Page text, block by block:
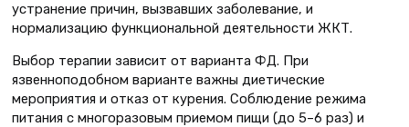
устранение причин, вызвавших заболевание, и
нормализацию функциональной деятельности ЖКТ.
Выбор терапии зависит от варианта ФД. При
язвенноподобном варианте важны диетические
мероприятия и отказ от курения. Соблюдение режима
питания с многоразовым приемом пищи (до 5–6 раз) и